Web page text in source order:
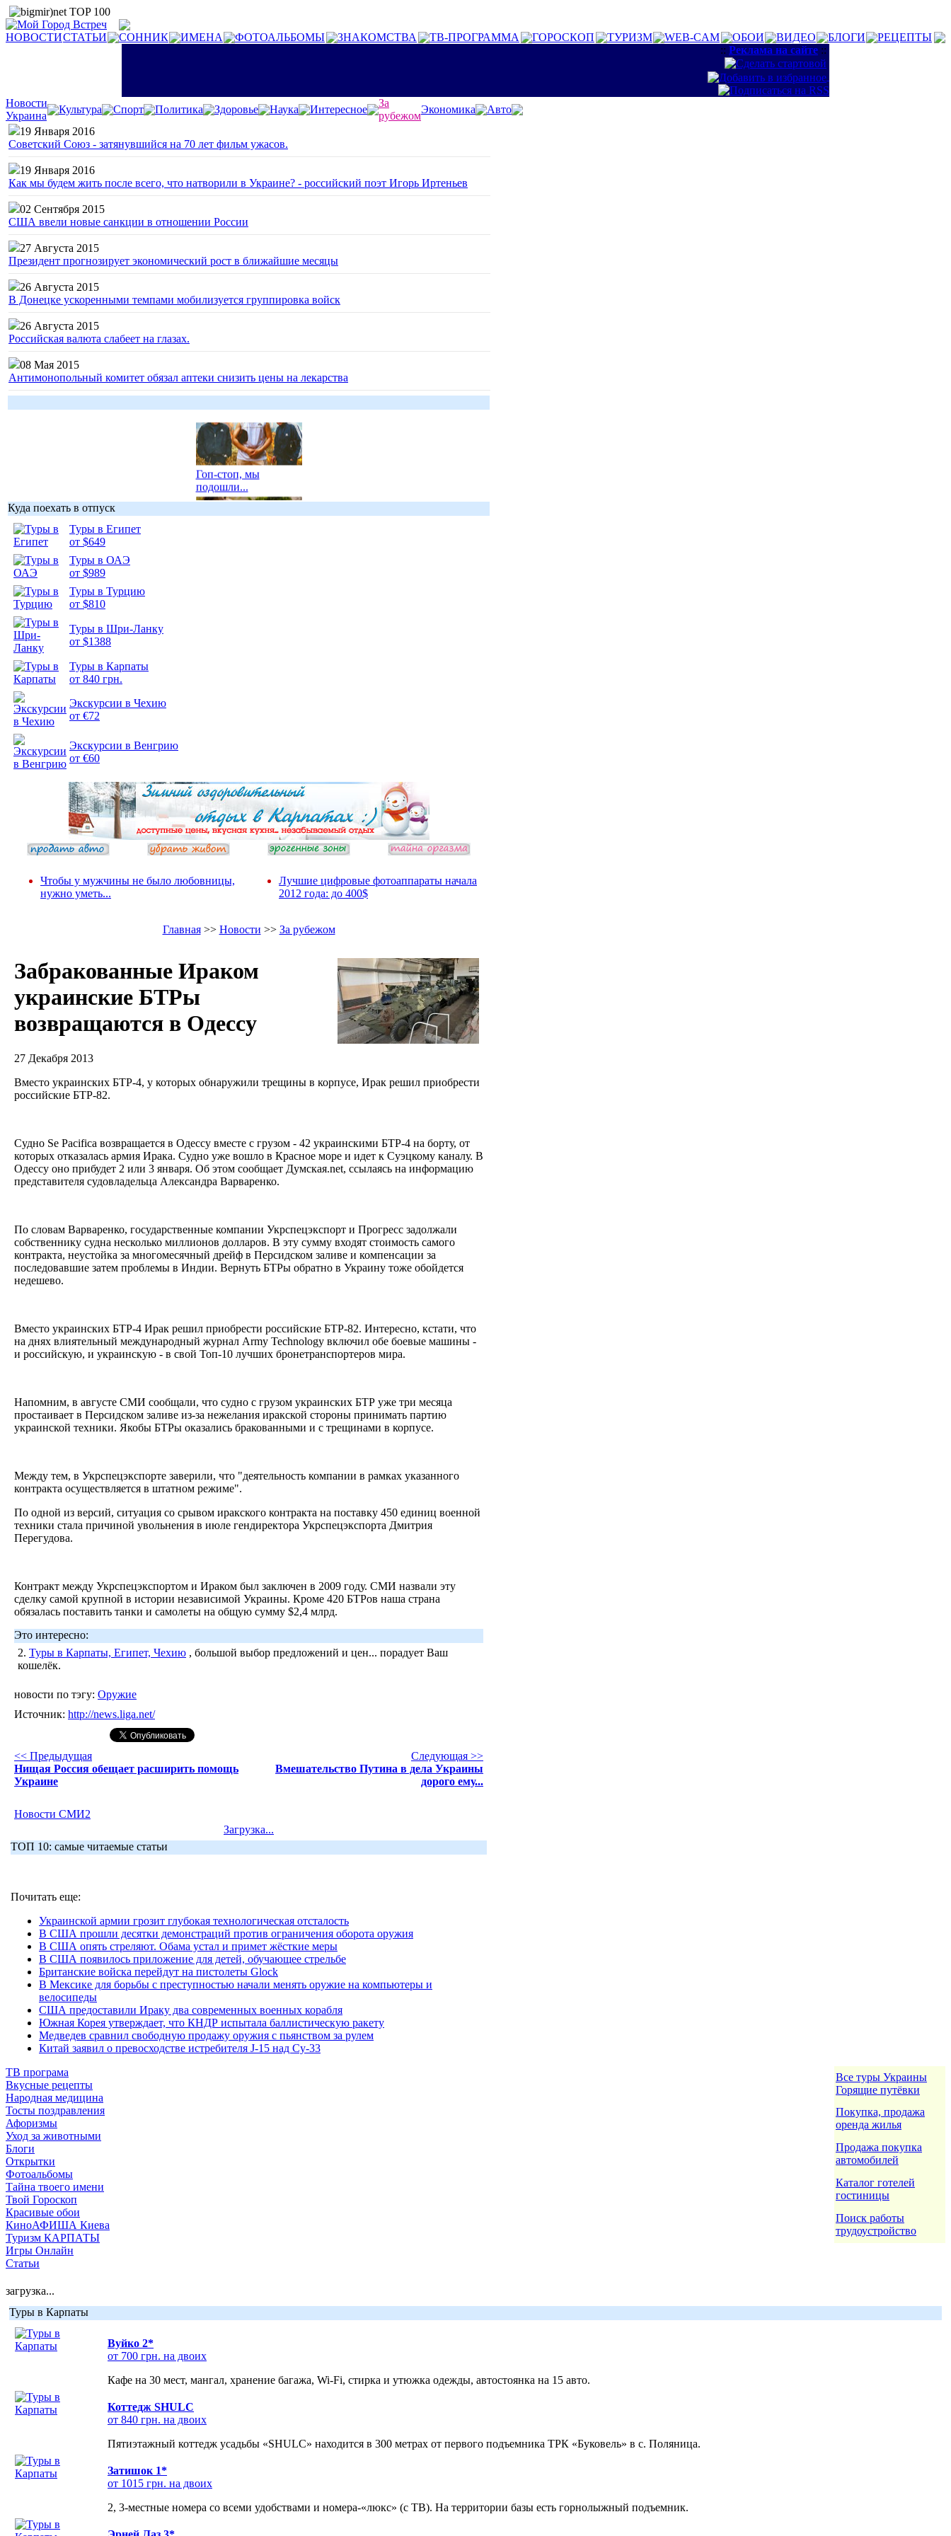
НОВОСТИСТАТЬИ СОННИК ИМЕНА ФОТОАЛЬБОМЫ ЗНАКОМСТВА ТВ-ПРОГРАММА ГОРОСКОП ТУРИЗМ WEB-CAM ОБОИ ВИДЕО БЛОГИ
РЕЦЕПТЫ
:: Реклама на сайте ::
Новости
Украина
Культура Спорт Политика Здоровье Наука Интересное
За
рубежом
Экономика
Авто
19 Января 2016
Советский Союз - затянувшийся на 70 лет фильм ужасов.
19 Января 2016
Как мы будем жить после всего, что натворили в Украине? - российский поэт Игорь Иртеньев
02 Сентября 2015
США ввели новые санкции в отношении России
27 Августа 2015
Президент прогнозирует экономический рост в ближайшие месяцы
26 Августа 2015
В Донецке ускоренными темпами мобилизуется группировка войск
26 Августа 2015
Российская валюта слабеет на глазах.
08 Мая 2015
Антимонопольный комитет обязал аптеки снизить цены на лекарства
Гоп-стоп, мы
подошли...
Куда поехать в отпуск
Туры в Египет
от $649
Туры в ОАЭ
от $989
Туры в Турцию
от $810
Туры в Шри-Ланку
от $1388
Туры в Карпаты
от 840 грн.
Экскурсии в Чехию
от €72
Экскурсии в Венгрию
от €60
Чтобы у мужчины не было любовницы,
нужно уметь...
Лучшие цифровые фотоаппараты начала
2012 года: до 400$
Главная>> Новости >> За рубежом
Забракованные Ираком
украинские БТРы
возвращаются в Одессу
27 Декабря 2013
Вместо украинских БТР-4, у которых обнаружили трещины в корпусе, Ирак решил приобрести
российские БТР-82.
Судно Se Pacifica возвращается в Одессу вместе с грузом - 42 украинскими БТР-4 на борту, от
которых отказалась армия Ирака. Судно уже вошло в Красное море и идет к Суэцкому каналу. В
Одессу оно прибудет 2 или 3 января. Об этом сообщает Думская.net, ссылаясь на информацию
представителя судовладельца Александра Варваренко.
По словам Варваренко, государственные компании Укрспецэкспорт и Прогресс задолжали
собственнику судна несколько миллионов долларов. В эту сумму входят стоимость самого
контракта, неустойка за многомесячный дрейф в Персидском заливе и компенсации за
последовавшие затем проблемы в Индии. Вернуть БТРы обратно в Украину тоже обойдется
недешево.
Вместо украинских БТР-4 Ирак решил приобрести российские БТР-82. Интересно, кстати, что
на днях влиятельный международный журнал Army Technology включил обе боевые машины -
и российскую, и украинскую - в свой Топ-10 лучших бронетранспортеров мира.
Напомним, в августе СМИ сообщали, что судно с грузом украинских БТР уже три месяца
простаивает в Персидском заливе из-за нежелания иракской стороны принимать партию
украинской техники. Якобы БТРы оказались бракованными и с трещинами в корпусе.
Между тем, в Укрспецэкспорте заверили, что "деятельность компании в рамках указанного
контракта осуществляется в штатном режиме".
По одной из версий, ситуация со срывом иракского контракта на поставку 450 единиц военной
техники стала причиной увольнения в июле гендиректора Укрспецэкспорта Дмитрия
Перегудова.
Контракт между Укрспецэкспортом и Ираком был заключен в 2009 году. СМИ назвали эту
сделку самой крупной в истории независимой Украины. Кроме 420 БТРов наша страна
обязалась поставить танки и самолеты на общую сумму $2,4 млрд.
Это интересно:
2. Туры в Карпаты, Египет, Чехию , большой выбор предложений и цен... порадует Ваш
кошелёк.
новости по тэгу: Оружие
Источник: http://news.liga.net/
<< Предыдущая
Нищая Россия обещает расширить помощь
Украине
Следующая >>
Вмешательство Путина в дела Украины
дорого ему...
Новости СМИ2
Загрузка...
ТОП 10: самые читаемые статьи
Почитать еще:
Украинской армии грозит глубокая технологическая отсталость
В США прошли десятки демонстраций против ограничения оборота оружия
В США опять стреляют. Обама устал и примет жёсткие меры
В США появилось приложение для детей, обучающее стрельбе
Британские войска перейдут на пистолеты Glock
В Мексике для борьбы с преступностью начали менять оружие на компьютеры и
велосипеды
США предоставили Ираку два современных военных корабля
Южная Корея утверждает, что КНДР испытала баллистическую ракету
Медведев сравнил свободную продажу оружия с пьянством за рулем
Китай заявил о превосходстве истребителя J-15 над Су-33
ТВ програма
Вкусные рецепты
Народная медицина
Тосты поздравления
Афоризмы
Уход за животными
Блоги
Открытки
Фотоальбомы
Тайна твоего имени
Твой Гороскоп
Красивые обои
КиноАФИША Киева
Туризм КАРПАТЫ
Игры Онлайн
Статьи
Все туры Украины
Горящие путёвки
Покупка, продажа
оренда жилья
Продажа покупка
автомобилей
Каталог готелей
гостиницы
Поиск работы
трудоустройство
загрузка...
Туры в Карпаты
Вуйко 2*
от 700 грн. на двоих
Кафе на 30 мест, мангал, хранение багажа, Wi-Fi, стирка и утюжка одежды, автостоянка на 15 авто.
Коттедж SHULC
от 840 грн. на двоих
Пятиэтажный коттедж усадьбы «SHULC» находится в 300 метрах от первого подъемника ТРК «Буковель» в с. Поляница.
Затишок 1*
от 1015 грн. на двоих
2, 3-местные номера со всеми удобствами и номера-«люкс» (с ТВ). На территории базы есть горнолыжный подъемник.